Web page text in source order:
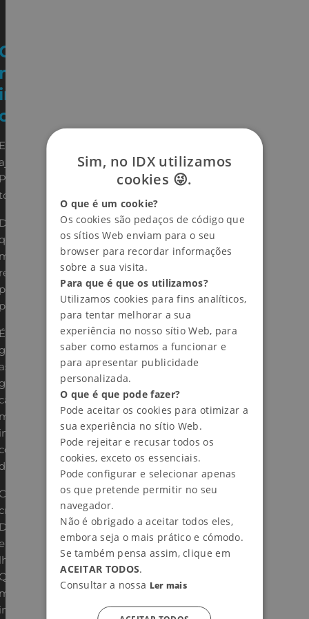
que obtém com o
serviço de
do Doofinder
a PrestaShop?
a sua instalação seja simples,
lo a configurar o Doofinder para a
para que possa tirar partido de
as suas funcionalidades.
facto, para tirar o máximo partido deste
é atualmente um dos melhores
de pesquisa interna do mercado,
desenvolvimentos
para ampliar ou
estas funcionalidades.
o caso do nosso módulo Doofinder por
de clientes, com o qual pode
uma camada de pesquisa a esse
de clientes, configurar as diferentes
no Doofinder de uma forma
mais rápida e, algo muito
para aumentar a taxa de
obter alertas de preços com
nas pesquisas.
soluções personalizadas como esta,
pelos nossos especialistas da
não só ajuda os utilizadores a
o que procuram, como também
oferece uma experiência melhorada.
mais personalizar as funções deste
de busca inteligente, mais útil será a
da Doofinder com a PrestaShop
Sim, no IDX utilizamos
cookies 😜.
O que é um cookie?
Os cookies são pedaços de código que
os sítios Web enviam para o seu
browser para recordar informações
sobre a sua visita.
Para que é que os utilizamos?
Utilizamos cookies para fins analíticos,
para tentar melhorar a sua
experiência no nosso sítio Web, para
saber como estamos a funcionar e
para apresentar publicidade
personalizada.
O que é que pode fazer?
Pode aceitar os cookies para otimizar a
sua experiência no sítio Web.
Pode rejeitar e recusar todos os
cookies, exceto os essenciais.
Pode configurar e selecionar apenas
os que pretende permitir no seu
navegador.
Não é obrigado a aceitar todos eles,
embora seja o mais prático e cómodo.
Se também pensa assim, clique em
ACEITAR TODOS.
Consultar a nossa Ler mais